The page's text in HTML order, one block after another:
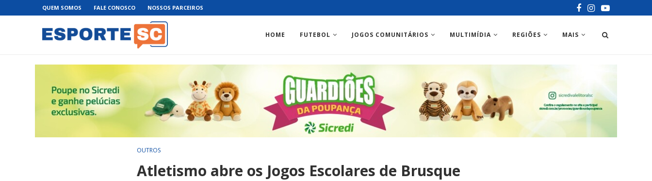
QUEM SOMOS FALE CONOSCO NOSSOS PARCEIROS
HOME FUTEBOL JOGOS COMUNITÁRIOS MULTIMÍDIA REGIÕES MAIS
OUTROS
Atletismo abre os Jogos Escolares de Brusque